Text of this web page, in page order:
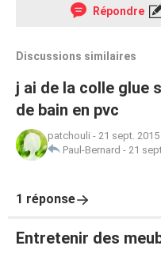
Répondre
Discussions similaires
j ai de la colle glue
de bain en pvc
patchouli - 21 sept. 2015
Paul-Bernard - 21
1 réponse
Entretenir des